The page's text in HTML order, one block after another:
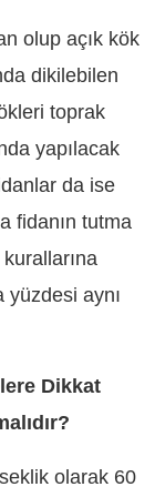
olup açık kök
dikilebilen
toprak
yapılacak
da ise
fidanın tutma
aynı
Dikkat
olarak 60